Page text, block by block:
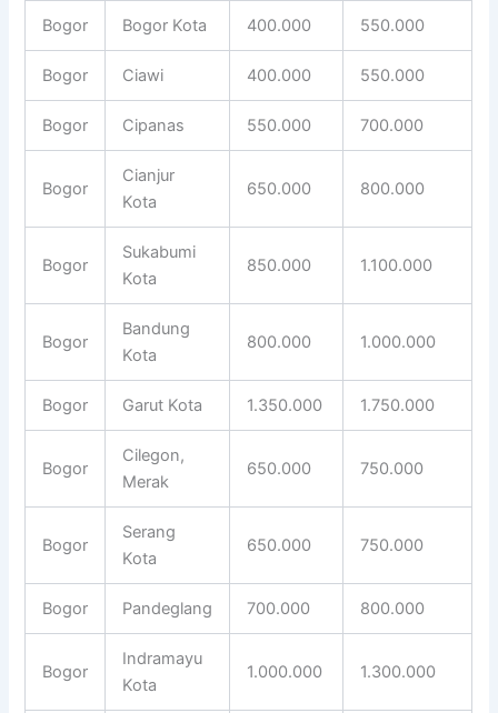
Bogor Bogor Kota 400.000 550.000
Bogor Ciawi 400.000 550.000
Bogor Cipanas 550.000 700.000
Bogor
Cianjur
Kota
650.000 800.000
Bogor
Sukabumi
Kota
850.000 1.100.000
Bogor
Bandung
Kota
800.000 1.000.000
Bogor Garut Kota 1.350.000 1.750.000
Bogor
Cilegon,
Merak
650.000 750.000
Bogor
Serang
Kota
650.000 750.000
Bogor Pandeglang 700.000 800.000
Bogor
Indramayu
Kota
1.000.000 1.300.000